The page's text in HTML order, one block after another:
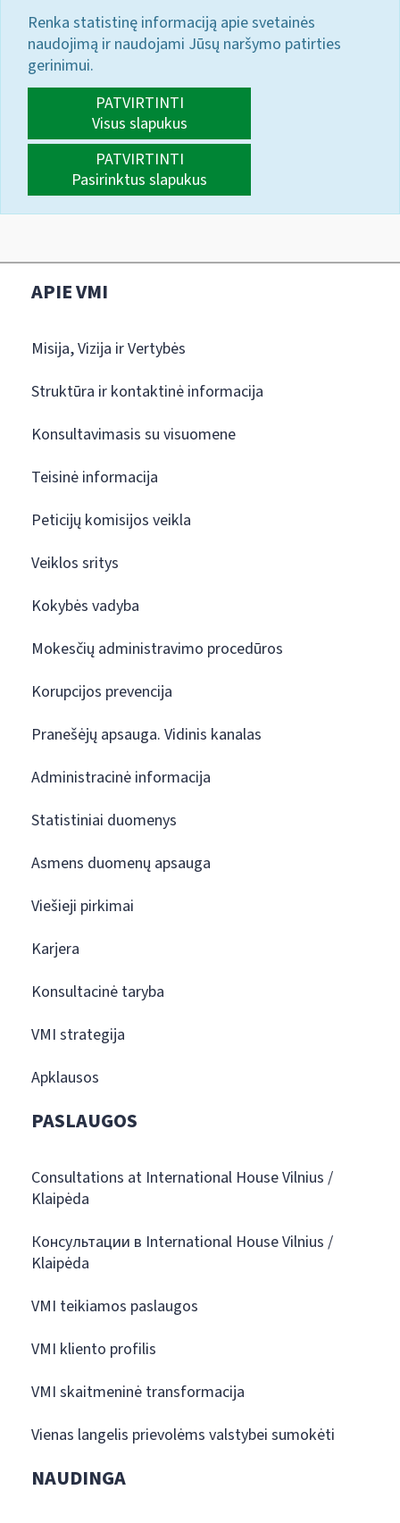
Renka statistinę informaciją apie svetainės
naudojimą ir naudojami Jūsų naršymo patirties
gerinimui.
PATVIRTINTI
Visus slapukus
PATVIRTINTI
Pasirinktus slapukus
APIE VMI
Misija, Vizija ir Vertybės
Struktūra ir kontaktinė informacija
Konsultavimasis su visuomene
Teisinė informacija
Peticijų komisijos veikla
Veiklos sritys
Kokybės vadyba
Mokesčių administravimo procedūros
Korupcijos prevencija
Pranešėjų apsauga. Vidinis kanalas
Administracinė informacija
Statistiniai duomenys
Asmens duomenų apsauga
Viešieji pirkimai
Karjera
Konsultacinė taryba
VMI strategija
Apklausos
PASLAUGOS
Consultations at International House Vilnius /
Klaipėda
Консультации в International House Vilnius /
Klaipėda
VMI teikiamos paslaugos
VMI kliento profilis
VMI skaitmeninė transformacija
Vienas langelis prievolėms valstybei sumokėti
NAUDINGA